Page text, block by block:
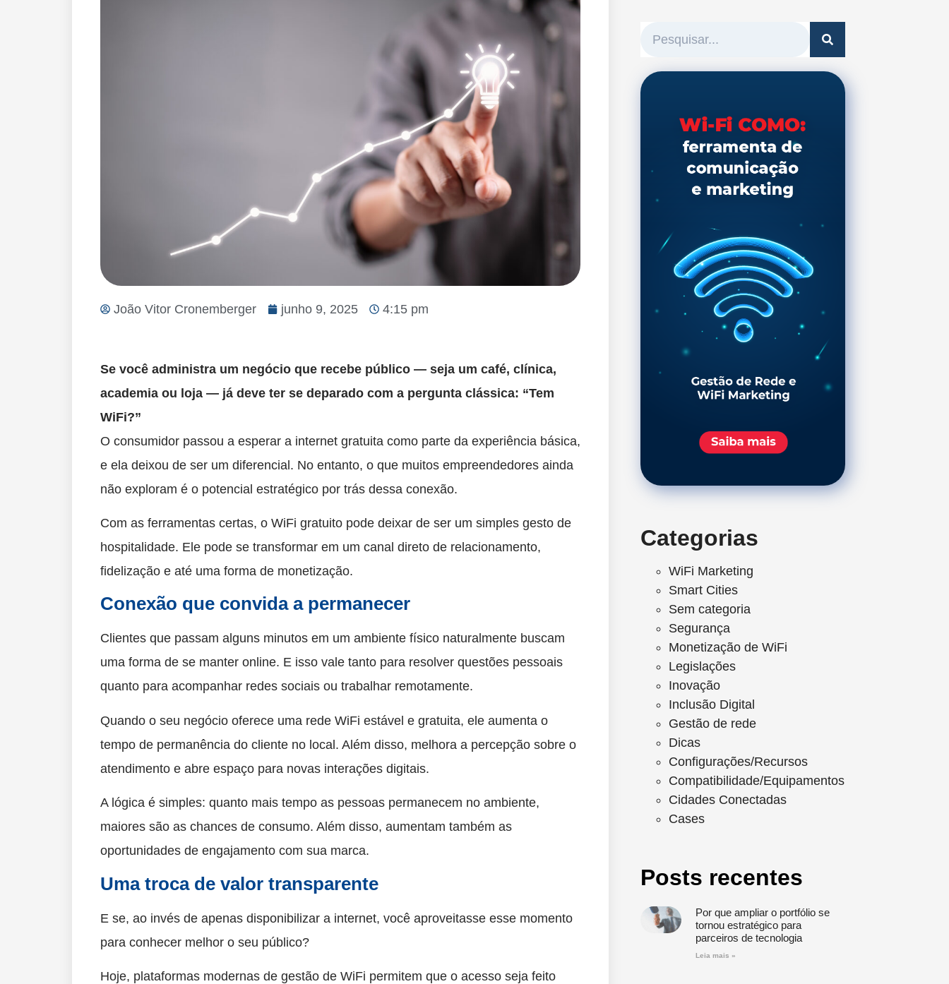
João Vitor Cronemberger junho 9, 2025 4:15 pm
Se você administra um negócio que recebe público — seja um café, clínica,
academia ou loja — já deve ter se deparado com a pergunta clássica: “Tem
WiFi?”
O consumidor passou a esperar a internet gratuita como parte da experiência básica,
e ela deixou de ser um diferencial. No entanto, o que muitos empreendedores ainda
não exploram é o potencial estratégico por trás dessa conexão.
Com as ferramentas certas, o WiFi gratuito pode deixar de ser um simples gesto de
hospitalidade. Ele pode se transformar em um canal direto de relacionamento,
fidelização e até uma forma de monetização.
Conexão que convida a permanecer
Clientes que passam alguns minutos em um ambiente físico naturalmente buscam
uma forma de se manter online. E isso vale tanto para resolver questões pessoais
quanto para acompanhar redes sociais ou trabalhar remotamente.
Quando o seu negócio oferece uma rede WiFi estável e gratuita, ele aumenta o
tempo de permanência do cliente no local. Além disso, melhora a percepção sobre o
atendimento e abre espaço para novas interações digitais.
A lógica é simples: quanto mais tempo as pessoas permanecem no ambiente,
maiores são as chances de consumo. Além disso, aumentam também as
oportunidades de engajamento com sua marca.
Uma troca de valor transparente
E se, ao invés de apenas disponibilizar a internet, você aproveitasse esse momento
para conhecer melhor o seu público?
Hoje, plataformas modernas de gestão de WiFi permitem que o acesso seja feito
Categorias
WiFi Marketing
Smart Cities
Sem categoria
Segurança
Monetização de WiFi
Legislações
Inovação
Inclusão Digital
Gestão de rede
Dicas
Configurações/Recursos
Compatibilidade/Equipamentos
Cidades Conectadas
Cases
Posts recentes
Por que ampliar o portfólio se
tornou estratégico para
parceiros de tecnologia
Leia mais »